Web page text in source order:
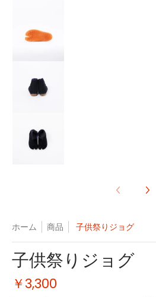
ホーム 商品 子供祭りジョグ
子供祭りジョグ
￥3,300